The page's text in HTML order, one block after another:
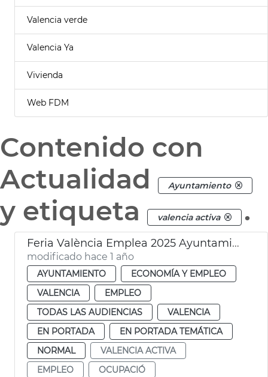
Valencia verde
Valencia Ya
Vivienda
Web FDM
Contenido con
Actualidad
Ayuntamiento
y etiqueta valencia activa .
Feria València Emplea 2025 Ayuntamiento
modificado hace 1 año
AYUNTAMIENTO
ECONOMÍA Y EMPLEO
VALENCIA
EMPLEO
TODAS LAS AUDIENCIAS
VALENCIA
EN PORTADA
EN PORTADA TEMÁTICA
NORMAL
VALENCIA ACTIVA
EMPLEO
OCUPACIÓ